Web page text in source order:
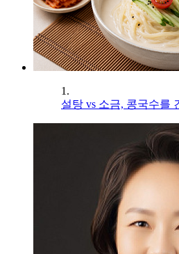
1.
설탕 vs 소금, 콩국수를